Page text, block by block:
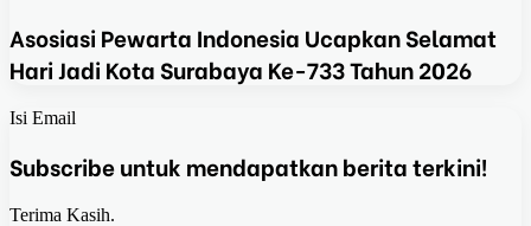
Asosiasi Pewarta Indonesia Ucapkan Selamat
Hari Jadi Kota Surabaya Ke-733 Tahun 2026
Isi Email
Subscribe untuk mendapatkan berita terkini!
Terima Kasih.